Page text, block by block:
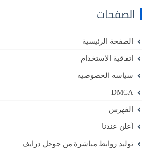
الصفحات
الصفحة الرئيسية
اتفاقية الاستخدام
سياسة الخصوصية
DMCA
الفهرس
أعلن عندنا
توليد روابط مباشرة من جوجل درايف